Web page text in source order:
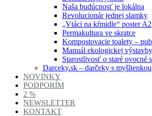
Naša budúcnosť je lokálna
Revolucionár jednej slamky
„Vtáci na kŕmidle“ poster A2
Permakultura ve skratce
Kompostovacie toalety –
Manuál ekologickej výstavby
Starostlivosť o staré ovocné
Darceky.sk – darčeky s myšlienkou
NOVINKY
PODPORÍM
2 %
NEWSLETTER
KONTAKT